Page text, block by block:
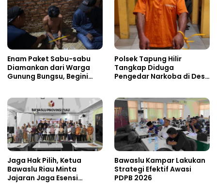
Enam Paket Sabu-sabu
Diamankan dari Warga
Gunung Bungsu, Begini
Polsek Tapung Hilir
Tangkap Diduga
Pengedar Narkoba di Desa
Jaga Hak Pilih, Ketua
Bawaslu Riau Minta
Jajaran Jaga Esensi
Bawaslu Kampar Lakukan
Strategi Efektif Awasi
PDPB 2026